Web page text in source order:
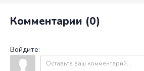
Комментарии (0)
Войдите: